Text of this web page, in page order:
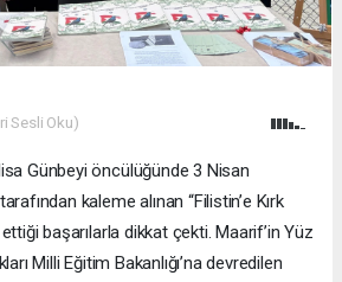
Sesli Oku)
Günbeyi öncülüğünde 3 Nisan
kaleme alınan “Filistin’e Kırk
başarılarla dikkat çekti. Maarif’in Yüz
Milli Eğitim Bakanlığı’na devredilen